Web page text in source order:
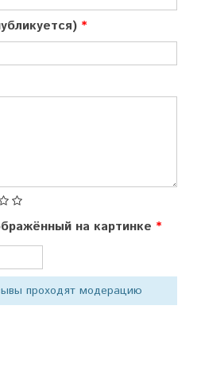
на картинке
проходят модерацию